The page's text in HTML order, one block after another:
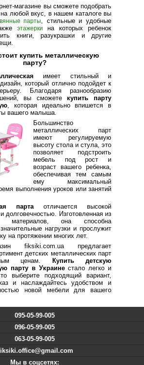
магазине вы сможете подобрать
любой вкус, в нашем каталоге вы
парты , стильные и удобные
этажерки на которых ребенок
книги, разукрашки и другие
купить металлическую
парту?
имеет стильный и
который отлично подойдет к
Благодаря разнообразию
вы сможетекупить парту
, которая идеально впишется в
вашего малыша.
Большинство
металлических парт
имеют регулируемую
высоту стола и стула, это
позволяет подстроить
мебель под рост и
возраст вашего ребенка,
обеспечивая тем самым
ему максимальный
выполнения уроков или занятий
парта отличается высокой
долговечностью. Изготовленная из
материалов, она способна
нагрузки и прослужит
на протяжении многих лет.
fiksiki.com.ua предлагает
детских металлических парт
ценам.
Купить детскую
парту в Украинестало легко и
выберите подходящий вариант,
и наслаждайтесь удобством и
новой мебели для вашего
095-05-99-005
096-05-99-005
063-05-99-005
Мы в соцсетях: